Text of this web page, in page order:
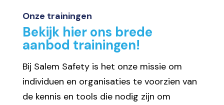
Onze trainingen
Bekijk hier ons brede
aanbod trainingen!
Bij Salem Safety is het onze missie om
individuen en organisaties te voorzien van
de kennis en tools die nodig zijn om